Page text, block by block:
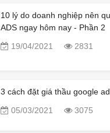
10 lý do doanh nghiệp nên
ADS ngay hôm nay - Phần 2
19/04/2021
2831
3 cách đặt giá thầu google
05/03/2021
3075